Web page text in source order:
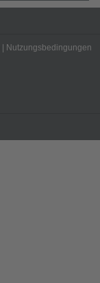
Nutzungsbedingungen